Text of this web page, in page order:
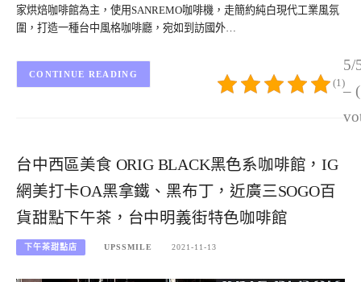
家烘焙咖啡館為主，使用SANREMO咖啡機，走簡約純白現代工業風氛
圍，打造一種台中風格咖啡廳，宛如到訪國外…
5/
–
(1)
CONTINUE READING
台中西區美食 ORIG BLACK黑色系咖啡館，IG
網美打卡OA黑拿鐵、黑布丁，近廣三SOGO百
貨甜點下午茶，台中明義街特色咖啡館
下午茶甜點店 UPSSMILE 2021-11-13